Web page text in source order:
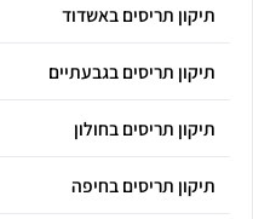
תיקון תריסים באשדוד
תיקון תריסים בגבעתיים
תיקון תריסים בחולון
תיקון תריסים בחיפה